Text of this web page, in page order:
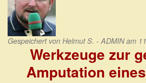
Gespeichert von Helmut S. - ADMINam
Werkzeuge zur
Amputation